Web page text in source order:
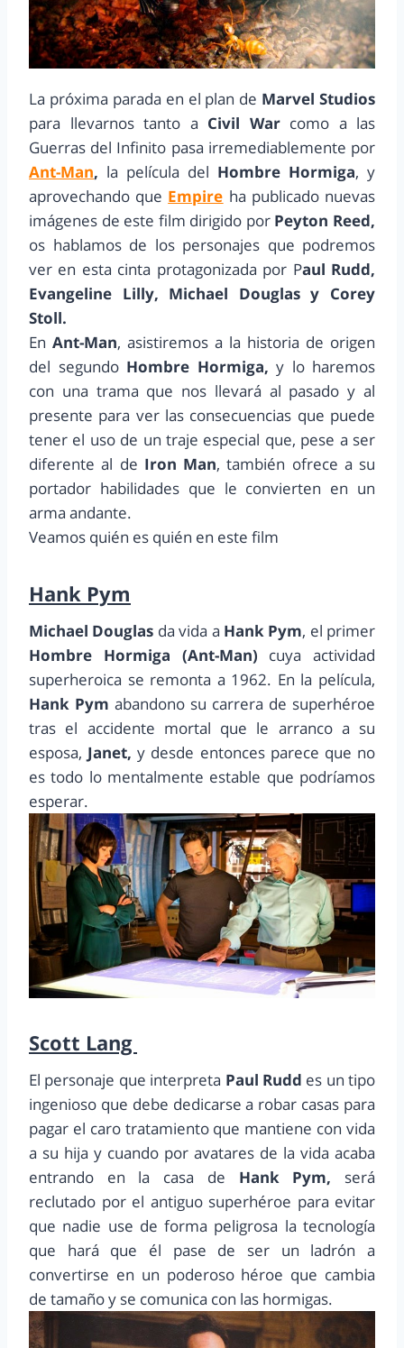
La próxima parada en el plan de Marvel Studios
para llevarnos tanto a Civil War como a las
Guerras del Infinito pasa irremediablemente por
Ant-Man, la película del Hombre Hormiga, y
aprovechando que Empire ha publicado nuevas
imágenes de este film dirigido por Peyton Reed,
os hablamos de los personajes que podremos
ver en esta cinta protagonizada por Paul Rudd,
Evangeline Lilly, Michael Douglas y Corey
Stoll.
En Ant-Man, asistiremos a la historia de origen
del segundoHombre Hormiga, y lo haremos
con una trama que nos llevará al pasado y al
presente para ver las consecuencias que puede
tener el uso de un traje especial que, pese a ser
diferente al de Iron Man, también ofrece a su
portador habilidades que le convierten en un
arma andante.
Veamos quién es quién en este film
Hank Pym
Michael Douglas da vida a Hank Pym, el primer
Hombre Hormiga (Ant-Man) cuya actividad
superheroica se remonta a 1962. En la película,
Hank Pym abandono su carrera de superhéroe
tras el accidente mortal que le arranco a su
esposa, Janet, y desde entonces parece que no
es todo lo mentalmente estable que podríamos
esperar.
Scott Lang
El personaje que interpreta Paul Rudd es un tipo
ingenioso que debe dedicarse a robar casas para
pagar el caro tratamiento que mantiene con vida
a su hija y cuando por avatares de la vida acaba
entrando en la casa de Hank Pym, será
reclutado por el antiguo superhéroe para evitar
que nadie use de forma peligrosa la tecnología
que hará que él pase de ser un ladrón a
convertirse en un poderoso héroe que cambia
de tamaño y se comunica con las hormigas.